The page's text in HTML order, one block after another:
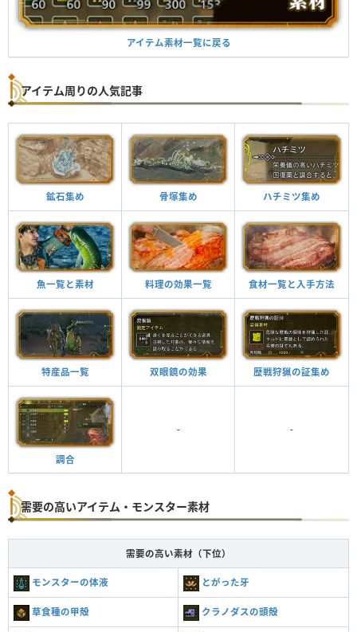
アイテム素材一覧に戻る
アイテム周りの人気記事
鉱石集め 骨塚集め ハチミツ集め
魚一覧と素材 料理の効果一覧 食材一覧と入手方法
特産品一覧 双眼鏡の効果 歴戦狩猟の証集め
調合
- -
需要の高いアイテム・モンスター素材
需要の高い素材（下位）
モンスターの体液 とがった牙
草食種の甲殻 クラノダスの頭殻